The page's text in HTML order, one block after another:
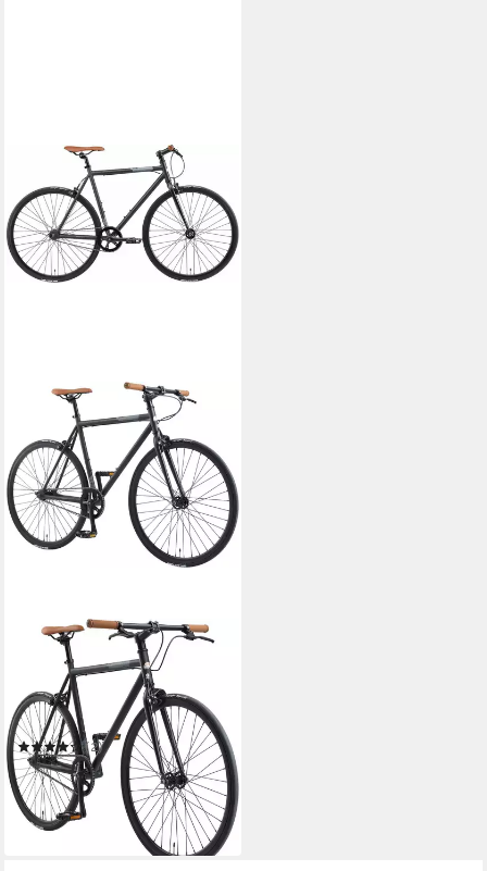
BIKESTAR
Singlespeed
Rahmenhöhe
1 Gänge
100 kg Zul. Gesamtgewicht
(2)
ab 272,51 € UVP309,90 €
13,54 €mtl. in 24 Raten
-12%
lieferbar in 2 Wochen